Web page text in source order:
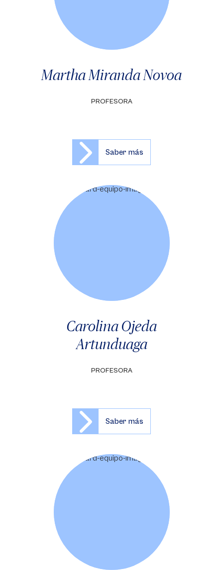
Martha Miranda Novoa
PROFESORA
Saber más
Carolina Ojeda
Artunduaga
PROFESORA
Saber más